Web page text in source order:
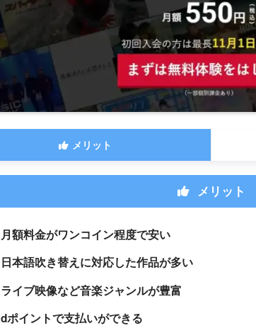
コスパ
無料お試し
見放題作品数
同時再生可能
ダウンロード機能
支払い方法
ドコ
メリット
メリット
月額料金がワンコイン程度で安い
日本語吹き替えに対応した作品が多い
ライブ映像など音楽ジャンルが豊富
dポイントで支払いができる